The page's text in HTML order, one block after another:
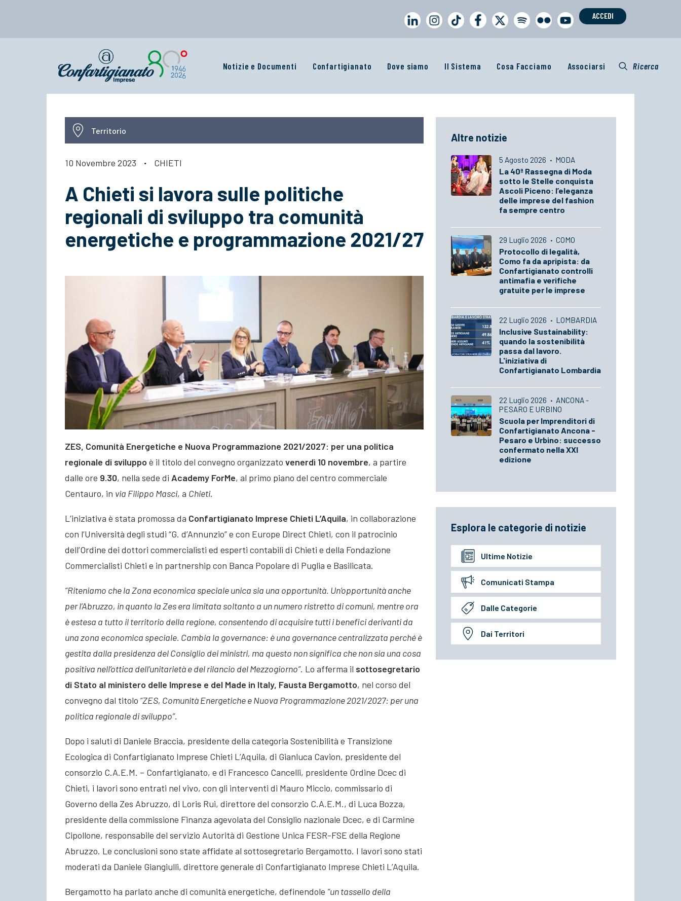
ACCEDI
Notizie e Documenti Confartigianato Dove siamo Il Sistema Cosa Facciamo Associarsi Ricerca
Territorio
10 Novembre 2023 · CHIETI
A Chieti si lavora sulle politiche
regionali di sviluppo tra comunità
energetiche e programmazione 2021/27
ZES, Comunità Energetiche e Nuova Programmazione 2021/2027: per una politica
regionale di sviluppo è il titolo del convegno organizzato venerdì 10 novembre, a partire
dalle ore 9.30, nella sede di Academy ForMe, al primo piano del centro commerciale
Centauro, in via Filippo Masci, a Chieti.
L’iniziativa è stata promossa da Confartigianato Imprese Chieti L’Aquila, in collaborazione
con l’Università degli studi “G. d’Annunzio” e con Europe Direct Chieti, con il patrocinio
dell’Ordine dei dottori commercialisti ed esperti contabili di Chieti e della Fondazione
Commercialisti Chieti e in partnership con Banca Popolare di Puglia e Basilicata.
“Riteniamo che la Zona economica speciale unica sia una opportunità. Un’opportunità anche
per l’Abruzzo, in quanto la Zes era limitata soltanto a un numero ristretto di comuni, mentre ora
è estesa a tutto il territorio della regione, consentendo di acquisire tutti i benefici derivanti da
una zona economica speciale. Cambia la governance: è una governance centralizzata perché è
gestita dalla presidenza del Consiglio dei ministri, ma questo non significa che non sia una cosa
positiva nell’ottica dell’unitarietà e del rilancio del Mezzogiorno”. Lo afferma il sottosegretario
di Stato al ministero delle Imprese e del Made in Italy, Fausta Bergamotto, nel corso del
convegno dal titolo “ZES, Comunità Energetiche e Nuova Programmazione 2021/2027: per una
politica regionale di sviluppo”.
Dopo i saluti di Daniele Braccia, presidente della categoria Sostenibilità e Transizione
Ecologica di Confartigianato Imprese Chieti L’Aquila, di Gianluca Cavion, presidente del
consorzio C.A.E.M. – Confartigianato, e di Francesco Cancelli, presidente Ordine Dcec di
Chieti, i lavori sono entrati nel vivo, con gli interventi di Mauro Miccio, commissario di
Governo della Zes Abruzzo, di Loris Rui, direttore del consorzio C.A.E.M., di Luca Bozza,
presidente della commissione Finanza agevolata del Consiglio nazionale Dcec, e di Carmine
Cipollone, responsabile del servizio Autorità di Gestione Unica FESR-FSE della Regione
Abruzzo. Le conclusioni sono state affidate al sottosegretario Bergamotto. I lavori sono stati
moderati da Daniele Giangiulli, direttore generale di Confartigianato Imprese Chieti L’Aquila.
Bergamotto ha parlato anche di comunità energetiche, definendole “un tassello della
Altre notizie
5 Agosto 2026 · MODA
La 40ª Rassegna di Moda
sotto le Stelle conquista
Ascoli Piceno: l’eleganza
delle imprese del fashion
fa sempre centro
29 Luglio 2026 · COMO
Protocollo di legalità,
Como fa da apripista: da
Confartigianato controlli
antimafia e verifiche
gratuite per le imprese
22 Luglio 2026 · LOMBARDIA
Inclusive Sustainability:
quando la sostenibilità
passa dal lavoro.
L'iniziativa di
Confartigianato Lombardia
22 Luglio 2026 · ANCONA -
PESARO E URBINO
Scuola per Imprenditori di
Confartigianato Ancona -
Pesaro e Urbino: successo
confermato nella XXI
edizione
Esplora le categorie di notizie
Ultime Notizie
Comunicati Stampa
Dalle Categorie
Dai Territori